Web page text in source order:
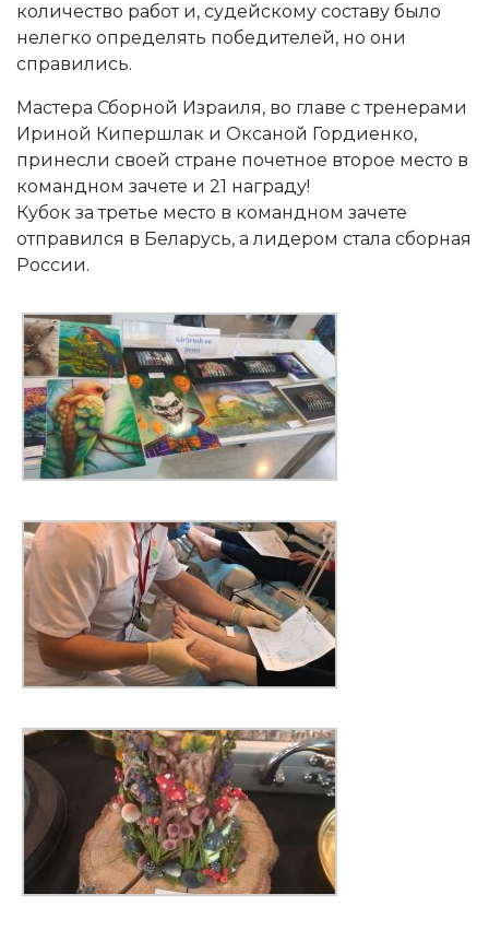
количество работ и, судейскому составу было
нелегко определять победителей, но они
справились.
Мастера Сборной Израиля, во главе с тренерами
Ириной Кипершлак и Оксаной Гордиенко,
принесли своей стране почетное второе место в
командном зачете и 21 награду!
Кубок за третье место в командном зачете
отправился в Беларусь, а лидером стала сборная
России.